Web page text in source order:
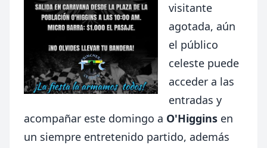
visitante
agotada, aún
el público
celeste puede
acceder a las
entradas y
acompañar este domingo a O'Higgins en
un siempre entretenido partido, además